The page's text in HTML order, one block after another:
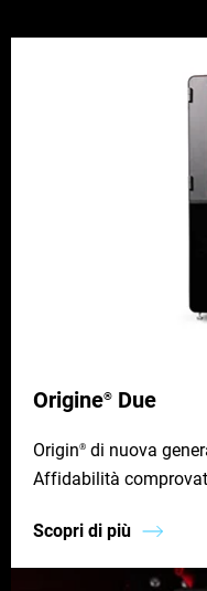
Origine® Due
Origin® di nuova
Affidabilità
Scopri di più